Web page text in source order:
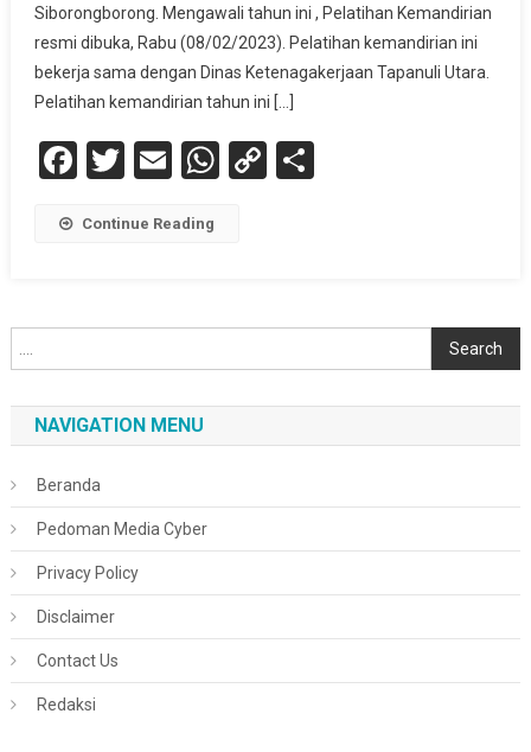
Siborongborong. Mengawali tahun ini , Pelatihan Kemandirian
resmi dibuka, Rabu (08/02/2023). Pelatihan kemandirian ini
bekerja sama dengan Dinas Ketenagakerjaan Tapanuli Utara.
Pelatihan kemandirian tahun ini […]
Facebook
Twitter
EmailWhatsApp
CopyShare
Continue Reading
Search
NAVIGATION MENU
Beranda
Pedoman Media Cyber
Privacy Policy
Disclaimer
Contact Us
Redaksi